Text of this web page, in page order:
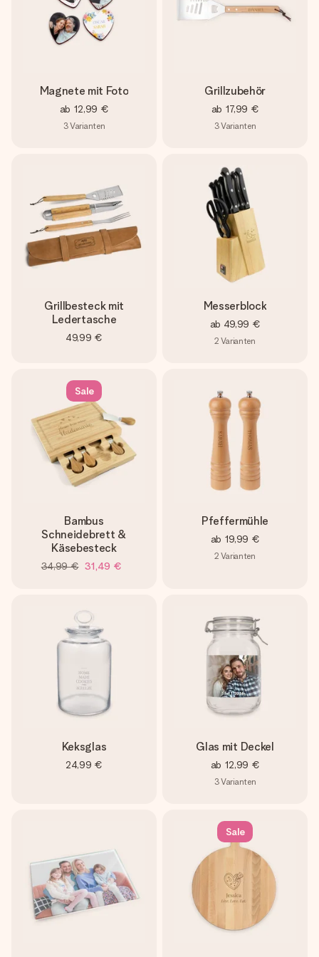
Magnete mit Foto
ab 12,99 €
3Varianten
Grillzubehör
ab 17,99 €
3Varianten
Grillbesteck mit
Ledertasche
49,99 €
Messerblock
ab 49,99 €
2 Varianten
Sale
Bambus
Schneidebrett &
Käsebesteck
34,99 € 31,49 €
Pfeffermühle
ab 19,99 €
2 Varianten
Keksglas
24,99 €
Glas mit Deckel
ab 12,99 €
3Varianten
Sale